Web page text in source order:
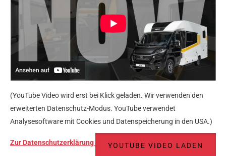
(YouTube Video wird erst bei Klick geladen. Wir verwenden den
erweiterten Datenschutz-Modus. YouTube verwendet
Analysesoftware mit Cookies und Datenspeicherung in den USA.)
Zur Datenschutzerklärung YOUTUBE VIDEO LADEN